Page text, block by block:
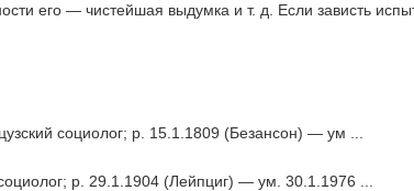
его — чистейшая выдумка и т. д. Если зависть
социолог; р. 15.1.1809 (Безансон) — ум ...
p. 29.1.1904 (Лейпциг) — ум. 30.1.1976 ...